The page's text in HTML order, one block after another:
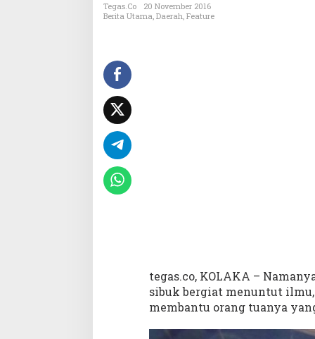
u
M
e
n
e
Tegas.co
20 November 2016
Berita Utama, Daerah, Feature
tegas.co, KOLAKA –
sibuk bergiat menuntut
membantu orang tuanya